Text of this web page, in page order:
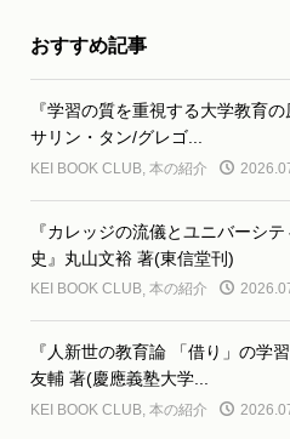
おすすめ記事
『学習の質を重視する大学教育
サリン・タン/グレゴ...
KEI BOOK CLUB, 本の紹介
『カレッジの流儀とユニバーシ
史』丸山文裕 著(東信堂刊)
KEI BOOK CLUB, 本の紹介
『人新世の教育論 「借り」の学
友輔 著(慶應義塾大学...
KEI BOOK CLUB, 本の紹介